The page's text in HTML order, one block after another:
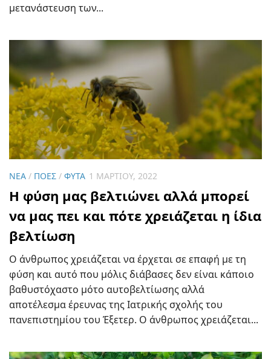
μετανάστευση των...
ΝΈΑ / ΠΌΕΣ / ΦΥΤΆ 1 ΜΑΡΤΊΟΥ, 2022
Η φύση μας βελτιώνει αλλά μπορεί
να μας πει και πότε χρειάζεται η ίδια
βελτίωση
Ο άνθρωπος χρειάζεται να έρχεται σε επαφή με τη
φύση και αυτό που μόλις διάβασες δεν είναι κάποιο
βαθυστόχαστο μότο αυτοβελτίωσης αλλά
αποτέλεσμα έρευνας της Ιατρικής σχολής του
πανεπιστημίου του Έξετερ. Ο άνθρωπος χρειάζεται...